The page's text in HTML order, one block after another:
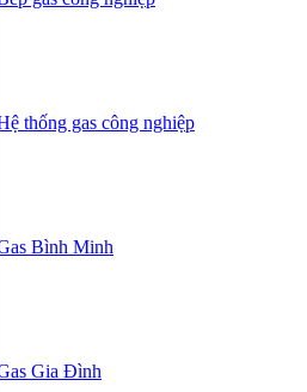
thống gas công nghiệp
Bình Minh
Gia Đình